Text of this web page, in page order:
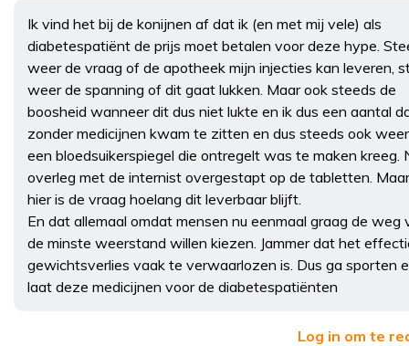
Ik vind het bij de konijnen af dat ik (en met mij vele) als
diabetespatiënt de prijs moet betalen voor deze hype.
weer de vraag of de apotheek mijn injecties kan leveren,
weer de spanning of dit gaat lukken. Maar ook steeds de
boosheid wanneer dit dus niet lukte en ik dus een aantal
zonder medicijnen kwam te zitten en dus steeds ook
een bloedsuikerspiegel die ontregelt was te maken kreeg.
overleg met de internist overgestapt op de tabletten.
hier is de vraag hoelang dit leverbaar blijft.
En dat allemaal omdat mensen nu eenmaal graag de weg
de minste weerstand willen kiezen. Jammer dat het
gewichtsverlies vaak te verwaarlozen is. Dus ga sporten
laat deze medicijnen voor de diabetespatiënten
Log in om te